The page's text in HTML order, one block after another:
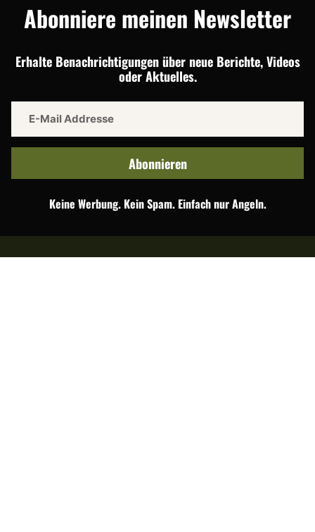
Abonniere meinen Newsletter
Erhalte Benachrichtigungen über neue Berichte, Videos
oder Aktuelles.
Abonnieren
Keine Werbung. Kein Spam. Einfach nur Angeln.